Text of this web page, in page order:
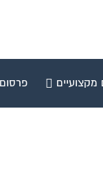
מקצועיים